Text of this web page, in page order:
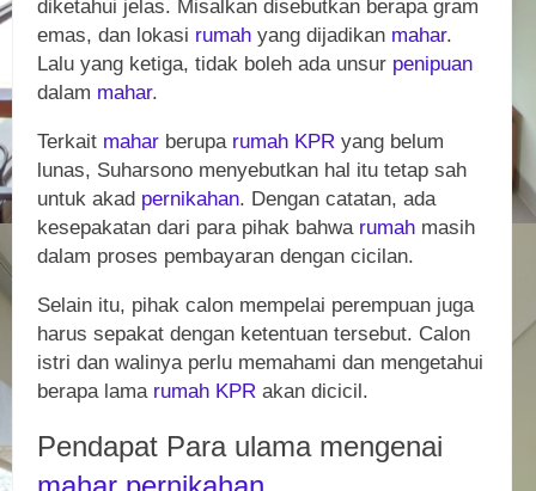
diketahui jelas. Misalkan disebutkan berapa gram
emas, dan lokasi rumah yang dijadikan mahar.
Lalu yang ketiga, tidak boleh ada unsur penipuan
dalam mahar.
Terkait mahar berupa rumah KPR yang belum
lunas, Suharsono menyebutkan hal itu tetap sah
untuk akad pernikahan. Dengan catatan, ada
kesepakatan dari para pihak bahwa rumah masih
dalam proses pembayaran dengan cicilan.
Selain itu, pihak calon mempelai perempuan juga
harus sepakat dengan ketentuan tersebut. Calon
istri dan walinya perlu memahami dan mengetahui
berapa lama rumah KPR akan dicicil.
Pendapat Para ulama mengenai